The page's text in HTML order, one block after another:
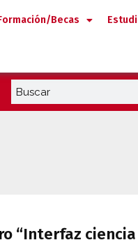
Becas
“Interfaz